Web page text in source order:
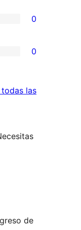
0
0
todas las
de